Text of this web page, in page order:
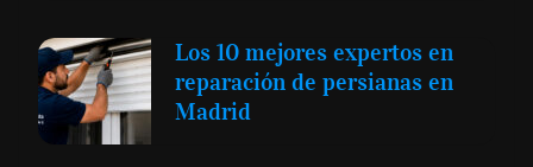
Los 10 mejores expertos en
reparación de persianas en
Madrid